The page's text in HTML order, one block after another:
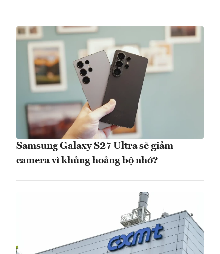
Samsung Galaxy S27 Ultra sẽ giảm
camera vì khủng hoảng bộ nhớ?